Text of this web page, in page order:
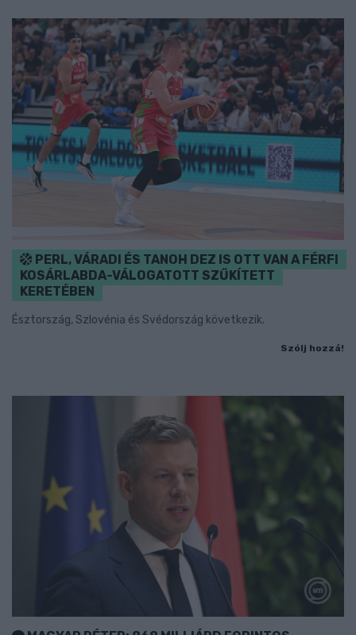
PERL, VÁRADI ÉS TANOH DEZ IS OTT VAN A FÉRFI
KOSÁRLABDA-VÁLOGATOTT SZŰKÍTETT
KERETÉBEN
Észtország, Szlovénia és Svédország következik.
Szólj hozzá!